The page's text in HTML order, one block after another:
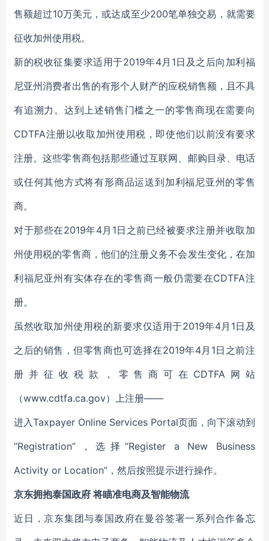
售额超过10万美元，或达成至少200笔单独交易，就需要
征收加州使用税。
新的税收征集要求适用于2019年4月1日及之后向加利福
尼亚州消费者出售的有形个人财产的应税销售额，且不具
有追溯力。达到上述销售门槛之一的零售商现在需要向
CDTFA注册以收取加州使用税，即使他们以前没有要求
注册。这些零售商包括那些通过互联网、邮购目录、电话
或任何其他方式将有形商品运送到加利福尼亚州的零售
商。
对于那些在2019年4月1日之前已经被要求注册并收取加
州使用税的零售商，他们的注册义务不会发生变化，在加
利福尼亚州有实体存在的零售商一般仍需要在CDTFA注
册。
虽然收取加州使用税的新要求仅适用于2019年4月1日及
之后的销售，但零售商也可选择在2019年4月1日之前注
册并征收税款，零售商可在CDTFA网站
（www.cdtfa.ca.gov）上注册——
进入Taxpayer Online Services Portal页面，向下滚动到
“Registration”，选择“Register a New Business
Activity or Location”，然后按照提示进行操作。
京东拥抱泰国政府 将瞄准电商及智能物流
近日，京东集团与泰国政府在曼谷签署一系列合作备忘